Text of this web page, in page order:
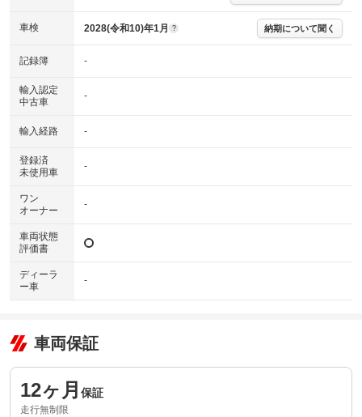
わたり車両状態を担保するものではありませんので、車両情報等の詳細は
車検 2028(令和10)年1月 ? 納期について聞く
記録簿 -
輸入認定
中古車
-
輸入経路 -
登録済
未使用車
-
ワン
オーナー
-
車両状態
評価書
ディーラ
ー車
-
車両保証
12ヶ月 保証
走行無制限